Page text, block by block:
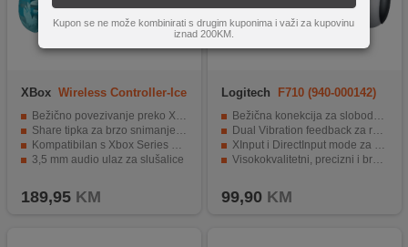
Kupon se ne može kombinirati s drugim kuponima i važi za kupovinu
iznad 200KM.
XBox Wireless Controller-Ice
Breaker
Bežično povezivanje preko Xbox Wireless i Bluetooth
Share tipka za brzo snimanje i dijeljenje gameplay sadržaja
Kompatibilan s Xbox Series X/S, Xbox One, PC, Android i iOS
3,5 mm audio ulaz za slušalice
189,95KM
Logitech F710 (940-000142)
Bežična konekcija za slobodu kretanja.
Dual Vibration feedback za realističan doživljaj igre.
XInput i DirectInput mode za široku upotrebu.
Visokokvalitetni, precizni i brzi gumbi.
99,90 KM